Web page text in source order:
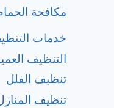
مكافحة
خدمات
التنظيف
تنظبف الفلل
تنظيف